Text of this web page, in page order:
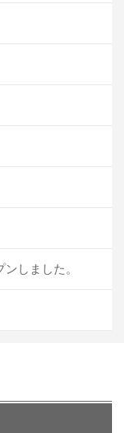
しました。